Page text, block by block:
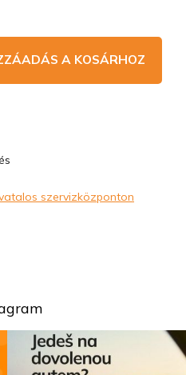
A KOSÁRHOZ
szervizközponton